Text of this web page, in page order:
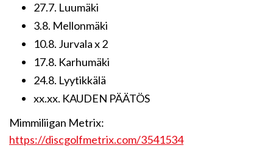
27.7. Luumäki
3.8. Mellonmäki
10.8. Jurvala x 2
17.8. Karhumäki
24.8. Lyytikkälä
xx.xx. KAUDEN PÄÄTÖS
Mimmiliigan Metrix:
https://discgolfmetrix.com/3541534